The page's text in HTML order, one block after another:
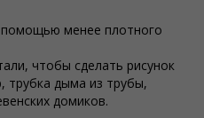
помощью менее плотного
чтобы сделать рисунок
трубка дыма из трубы,
домиков.